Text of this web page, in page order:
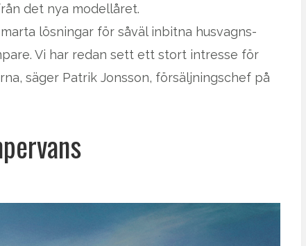
det nya modellåret.
lösningar för såväl inbitna husvagns-
Vi har redan sett ett stort intresse för
säger Patrik Jonsson, försäljningschef på